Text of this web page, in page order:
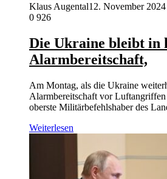
Klaus Augental12. November 2024
0 926
Die Ukraine bleibt in
Alarmbereitschaft,
Am Montag, als die Ukraine
Alarmbereitschaft vor
oberste Militärbefehlshaber des
Weiterlesen